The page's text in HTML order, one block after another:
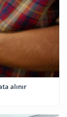
alınır